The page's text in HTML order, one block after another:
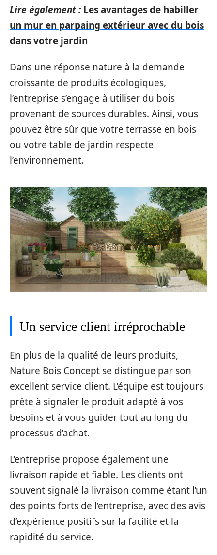
Lire également : Les avantages de habiller
un mur en parpaing extérieur avec du bois
dans votre jardin
Dans une réponse nature à la demande
croissante de produits écologiques,
l’entreprise s’engage à utiliser du bois
provenant de sources durables. Ainsi, vous
pouvez être sûr que votre terrasse en bois
ou votre table de jardin respecte
l’environnement.
Un service client irréprochable
En plus de la qualité de leurs produits,
Nature Bois Concept se distingue par son
excellent service client. L’équipe est toujours
prête à signaler le produit adapté à vos
besoins et à vous guider tout au long du
processus d’achat.
L’entreprise propose également une
livraison rapide et fiable. Les clients ont
souvent signalé la livraison comme étant l’un
des points forts de l’entreprise, avec des avis
d’expérience positifs sur la facilité et la
rapidité du service.